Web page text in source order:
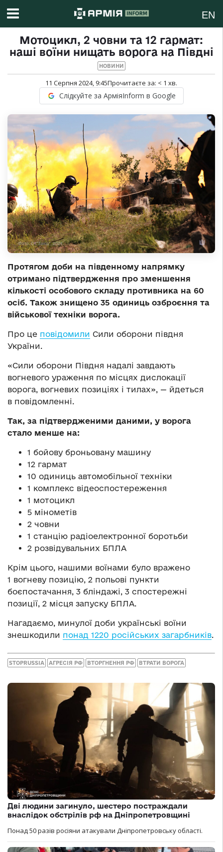
EN
Мотоцикл, 2 човни та 12 гармат:
наші воїни нищать ворога на Півдні
НОВИНИ
11 Серпня 2024, 9:45Прочитаєте за: < 1 хв.
Слідкуйте за АрміяInform в Google
Протягом доби на південному напрямку
отримано підтвердження про зменшення
кількості особового складу противника на 60
осіб. Також знищено 35 одиниць озброєння та
військової техніки ворога.
Про це повідомили Сили оборони півдня
України.
«Сили оборони Півдня надалі завдають
вогневого ураження по місцях дислокації
ворога, вогневих позиціях і тилах», — йдеться
в повідомленні.
Так, за підтвердженими даними, у ворога
стало менше на:
1 бойову броньовану машину
12 гармат
10 одиниць автомобільної техніки
1 комплекс відеоспостереження
1 мотоцикл
5 мінометів
2 човни
1 станцію радіоелектронної боротьби
2 розвідувальних БПЛА
Крім цього, нашими воїнами було вражено
1 вогневу позицію, 2 польові пункти
боєпостачання, 3 бліндажі, 3 спостережні
позиції, 2 місця запуску БПЛА.
Нагадаємо, минулої доби українські воїни
знешкодили понад 1220 російських загарбників.
STOPRUSSIA АГРЕСІЯ РФ ВТОРГНЕННЯ РФ ВТРАТИ ВОРОГА
Дві людини загинуло, шестеро постраждали
внаслідок обстрілів рф на Дніпропетровщині
Понад 50 разів росіяни атакували Дніпропетровську області.